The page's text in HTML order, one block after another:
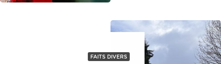
FAITS DIVERS